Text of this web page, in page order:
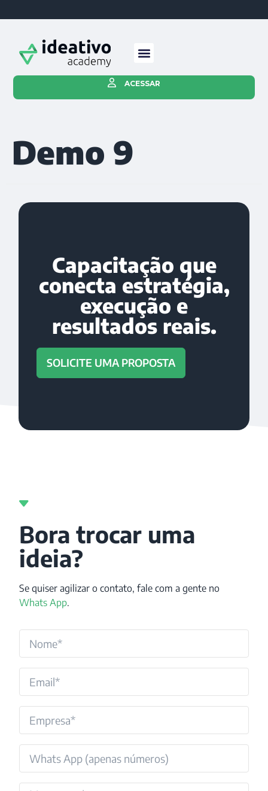
ACESSAR
Demo 9
Capacitação que
conecta estratégia,
execução e
resultados reais.
SOLICITE UMA PROPOSTA
Bora trocar uma
ideia?
Se quiser agilizar o contato, fale com a gente no
Whats App.